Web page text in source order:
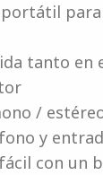
portátil
tanto
/
y
con un